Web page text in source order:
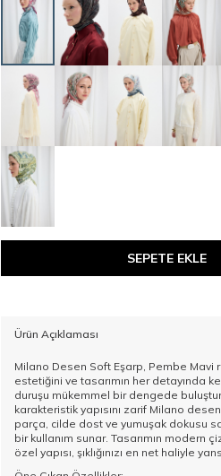
SEPETE EKLE
Ürün Açıklaması
Milano Desen Soft Eşarp, Pembe Mavi
estetiğini ve tasarımın her detayında
duruşu mükemmel bir dengede
karakteristik yapısını zarif Milano
parça, cilde dost ve yumuşak dokusu
bir kullanım sunar. Tasarımın modern
özel yapısı, şıklığınızı en net haliyle